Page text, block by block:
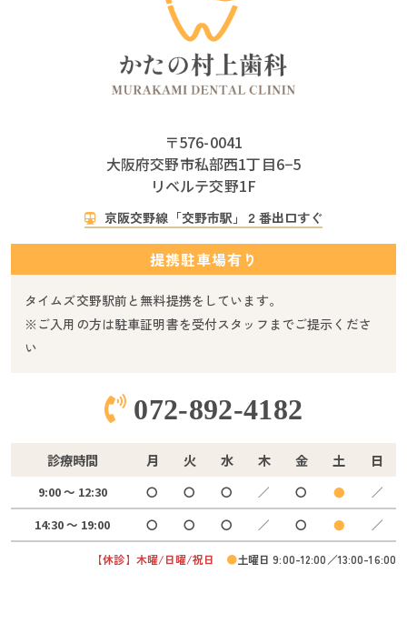
〒576-0041
大阪府交野市私部西1丁目6−5
リベルテ交野1F
京阪交野線「交野市駅」２番出口すぐ
提携駐車場有り
タイムズ交野駅前と無料提携をしています。
※ご入用の方は駐車証明書を受付スタッフまでご提示くださ
い
072-892-4182
診療時間 月 火 水 木 金 土 日
9:00 ～ 12:30 〇 〇 〇 ／ 〇 ●
／
14:30 ～ 19:00
〇 〇 〇 ／ 〇 ● ／
【休診】木曜/日曜/祝日 ●土曜日 9:00-12:00／13:00-16:00